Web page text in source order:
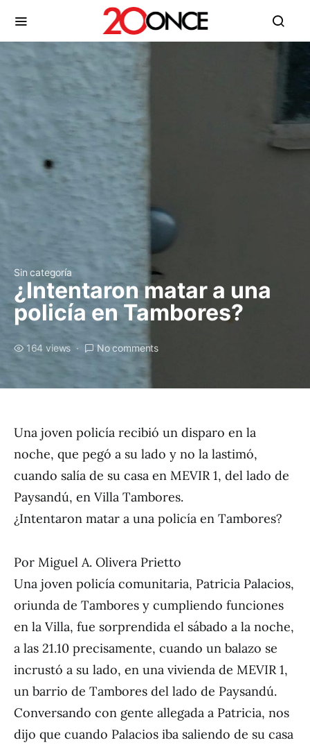
Sin categoría
¿Intentaron matar a una
policía en Tambores?
164 views No comments
Una joven policía recibió un disparo en la
noche, que pegó a su lado y no la lastimó,
cuando salía de su casa en MEVIR 1, del lado de
Paysandú, en Villa Tambores.
¿Intentaron matar a una policía en Tambores?
Por Miguel A. Olivera Prietto
Una joven policía comunitaria, Patricia Palacios,
oriunda de Tambores y cumpliendo funciones
en la Villa, fue sorprendida el sábado a la noche,
a las 21.10 precisamente, cuando un balazo se
incrustó a su lado, en una vivienda de MEVIR 1,
un barrio de Tambores del lado de Paysandú.
Conversando con gente allegada a Patricia, nos
dijo que cuando Palacios iba saliendo de su casa